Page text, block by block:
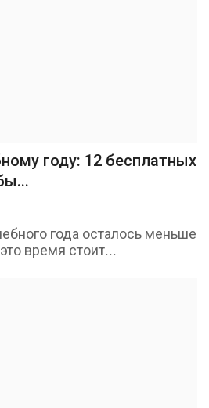
году: 12 бесплатных
года осталось меньше
время стоит...